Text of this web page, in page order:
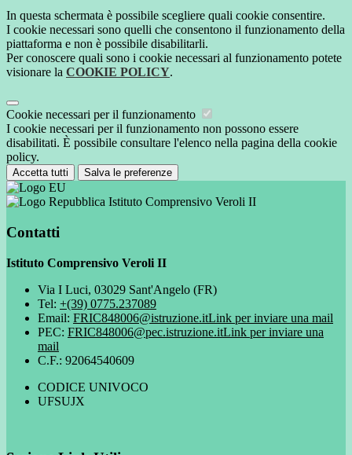
In questa schermata è possibile scegliere quali cookie consentire.
I cookie necessari sono quelli che consentono il funzionamento della
piattaforma e non è possibile disabilitarli.
Per conoscere quali sono i cookie necessari al funzionamento potete
visionare la COOKIE POLICY.
Cookie necessari per il funzionamento
I cookie necessari per il funzionamento non possono essere
disabilitati. È possibile consultare l'elenco nella pagina della cookie
policy.
Accetta tutti Salva le preferenze
Istituto Comprensivo Veroli II
Contatti
Istituto Comprensivo Veroli II
Via I Luci, 03029 Sant'Angelo (FR)
Tel: +(39) 0775.237089
Email: FRIC848006@istruzione.itLink per inviare una mail
PEC: FRIC848006@pec.istruzione.itLink per inviare una
mail
C.F.: 92064540609
CODICE UNIVOCO
UFSUJX